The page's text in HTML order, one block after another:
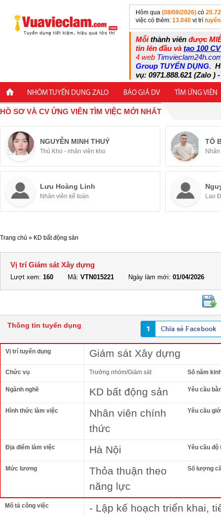
Hôm qua (08/08/2026) có
việc có thêm: 13.040 vị trí
Mỗithành viên được
tin lên đầu và tạo 100
4 web
Group TUYỂN DỤNG.
vụ: 0971.888.621 (Zalo )
NHÓM TUYỂN DỤNG ZALO BÁO GIÁ DV TÌM ỨNG VIÊN
HỒ SƠ VÀ CV ỨNG VIÊN TÌM VIỆC MỚI NHẤT
NGUYỄN MINH THUÝ
Thủ Kho - nhân viên kho
TÔ
Lưu Hoàng Linh
Nhân viên kế toán Lao
Trang chủ » KD bất động sản
Vị trí Giám sát Xây dựng
Lượt xem: 160 Mã: VTN015221 Ngày làm mới: 01/04/2026
Thông tin tuyển dụng
Vị trí tuyển dụng Giám sát Xây dựng
Chức vụ Trưởng nhóm/Giám sát Số năm
Ngành nghề KD bất động sản Yêu cầu
Hình thức làm việc
Nhân viên chính
thức
Yêu cầu
Địa điểm làm việc Hà Nội Yêu cầu độ
Mức lương
Thỏa thuận theo
năng lực
Số lượng
Mô tả công việc
- Lập kế hoạch triển khai,